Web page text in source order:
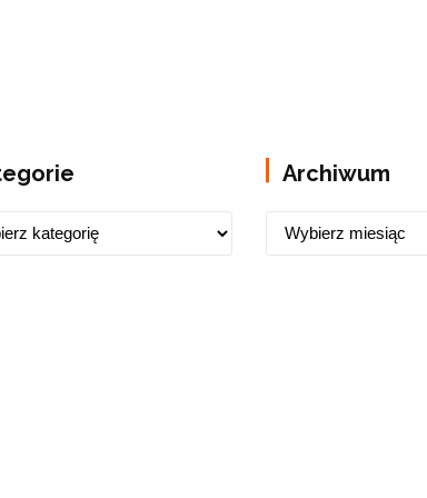
Archiwum